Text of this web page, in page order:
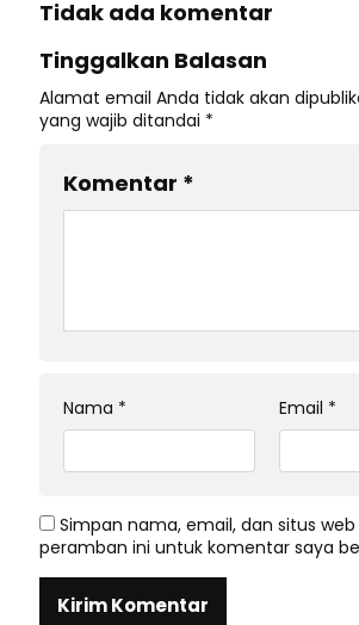
Tidak ada komentar
Tinggalkan Balasan
Alamat email Anda tidak akan
yang wajib ditandai *
Komentar *
Nama * Email *
Simpan nama, email, dan situs
peramban ini untuk komentar saya